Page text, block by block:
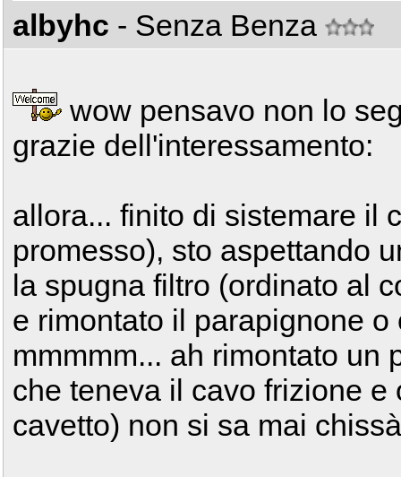
albyhc - Senza Benza
wow pensavo non lo
grazie dell'interessamento:
allora... finito di sistemare il
promesso), sto aspettando
la spugna filtro (ordinato al
e rimontato il parapignone
mmmmm... ah rimontato un
che teneva il cavo frizione
cavetto) non si sa mai